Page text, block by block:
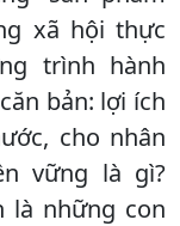
xã hội thực
trình hành
bản: lợi ích
cho nhân
vững là gì?
là những con